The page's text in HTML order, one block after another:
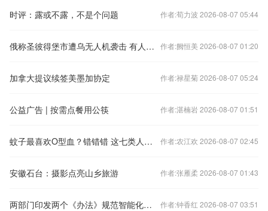
时评：露或不露，不是个问题 作者:荀力波 2026-08-07 05:44
俄称圣彼得堡市遭乌无人机袭击 有人员受伤 作者:阙恒美 2026-08-07 01:20
加拿大提议续签美墨加协定 作者:禄星菊 2026-08-07 05:24
公益广告 | 按需点餐用公筷 作者:湛楠岩 2026-08-07 01:51
蚊子最喜欢O型血？错错错 这七类人在它们眼里才是“真香” 作者:农江欢 2026-08-07 02:45
安徽石台：摄影点亮山乡旅游 作者:张雁柔 2026-08-07 01:43
两部门印发两个《办法》规范智能化煤矿建设 作者:钟香红 2026-08-07 03:51